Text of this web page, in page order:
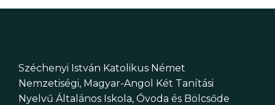
Széchenyi István Katolikus Német
Nemzetiségi, Magyar-Angol Két Tanítási
Nyelvű Általános Iskola, Óvoda és Bölcsőde